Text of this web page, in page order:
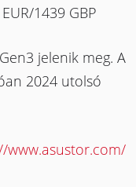
1439 GBP
jelenik meg. A
2024 utolsó
www.asustor.com/